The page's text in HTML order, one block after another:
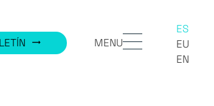
trending_flat MENU
ES
EU
EN